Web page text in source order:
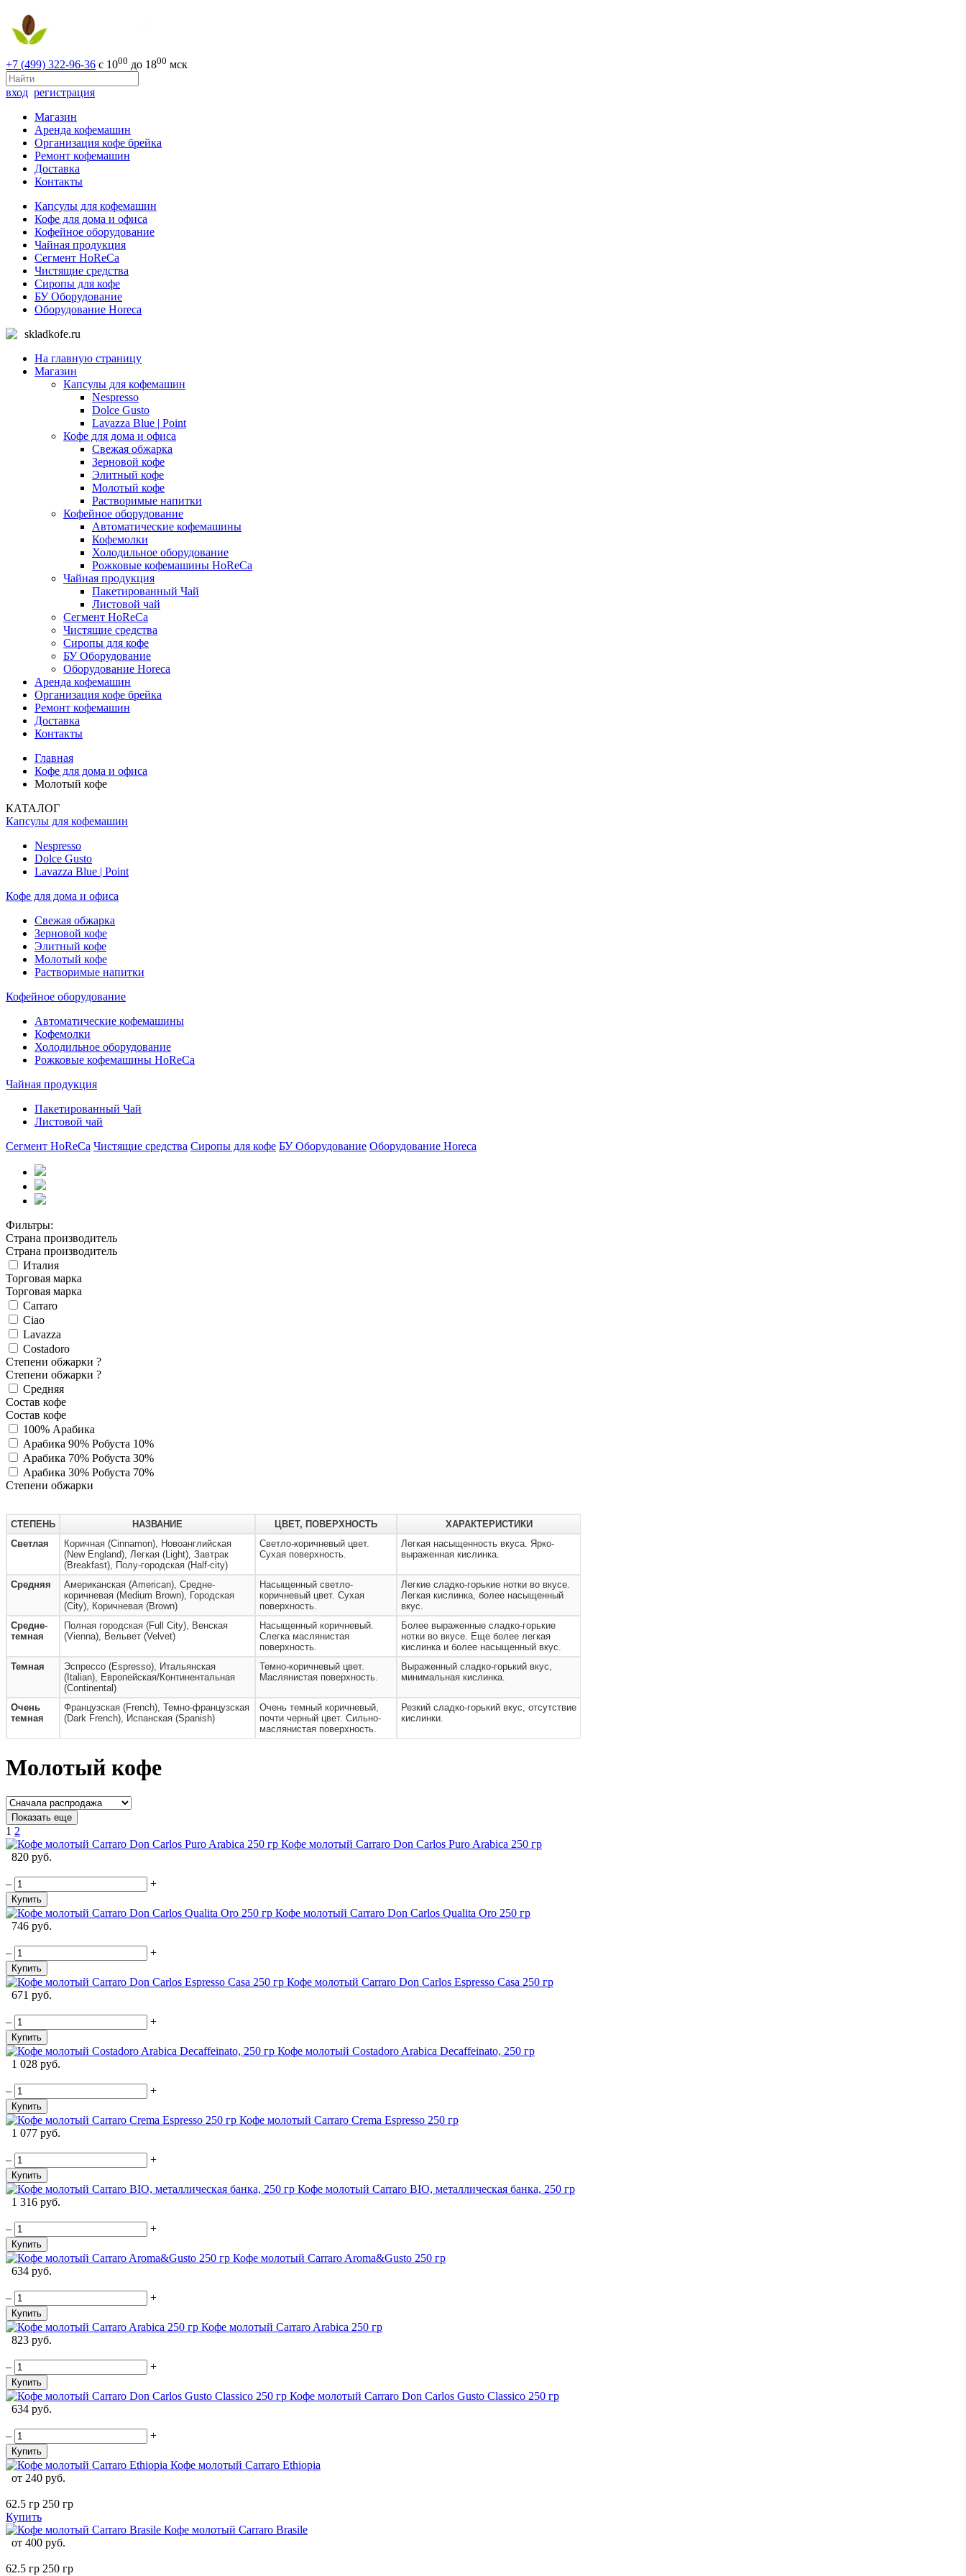
+7 (499) 322-96-36 с 1000 до 1800 мск
вход регистрация
Магазин
Аренда кофемашин
Организация кофе брейка
Ремонт кофемашин
Доставка
Контакты
Капсулы для кофемашин
Кофе для дома и офиса
Кофейное оборудование
Чайная продукция
Сегмент HoReCa
Чистящие средства
Сиропы для кофе
БУ Оборудование
Оборудование Horeca
skladkofe.ru
На главную страницу
Магазин
Капсулы для кофемашин
Nespresso
Dolce Gusto
Lavazza Blue | Point
Кофе для дома и офиса
Свежая обжарка
Зерновой кофе
Элитный кофе
Молотый кофе
Растворимые напитки
Кофейное оборудование
Автоматические кофемашины
Кофемолки
Холодильное оборудование
Рожковые кофемашины HoReCa
Чайная продукция
Пакетированный Чай
Листовой чай
Сегмент HoReCa
Чистящие средства
Сиропы для кофе
БУ Оборудование
Оборудование Horeca
Аренда кофемашин
Организация кофе брейка
Ремонт кофемашин
Доставка
Контакты
Главная
Кофе для дома и офиса
Молотый кофе
КАТАЛОГ
Капсулы для кофемашин
Nespresso
Dolce Gusto
Lavazza Blue | Point
Кофе для дома и офиса
Свежая обжарка
Зерновой кофе
Элитный кофе
Молотый кофе
Растворимые напитки
Кофейное оборудование
Автоматические кофемашины
Кофемолки
Холодильное оборудование
Рожковые кофемашины HoReCa
Чайная продукция
Пакетированный Чай
Листовой чай
Сегмент HoReCa Чистящие средства Сиропы для кофе БУ Оборудование Оборудование Horeca
Фильтры:
Страна производитель
Страна производитель
Италия
Торговая марка
Торговая марка
Carraro
Ciao
Lavazza
Costadoro
Степени обжарки ?
Степени обжарки ?
Средняя
Состав кофе
Состав кофе
100% Арабика
Арабика 90% Робуста 10%
Арабика 70% Робуста 30%
Арабика 30% Робуста 70%
Степени обжарки
СТЕПЕНЬ НАЗВАНИЕ ЦВЕТ, ПОВЕРХНОСТЬ
ХАРАКТЕРИСТИКИ
Светлая
Коричная (Cinnamon), Новоанглийская
(New England), Легкая (Light), Завтрак
(Breakfast), Полу-городская (Half-city)
Светло-коричневый цвет.
Сухая поверхность.
Легкая насыщенность вкуса. Ярко-
выраженная кислинка.
Средняя
Американская (American), Средне-
коричневая (Medium Brown), Городская
(City), Коричневая (Brown)
Насыщенный светло-
коричневый цвет. Сухая
поверхность.
Легкие сладко-горькие нотки во вкусе.
Легкая кислинка, более насыщенный
вкус.
Средне-
темная
Полная городская (Full City), Венская
(Vienna), Вельвет (Velvet)
Насыщенный коричневый.
Слегка маслянистая
поверхность.
Более выраженные сладко-горькие
нотки во вкусе. Еще более легкая
кислинка и более насыщенный вкус.
Темная
Эспрессо (Espresso), Итальянская
(Italian), Европейская/Континентальная
(Continental)
Темно-коричневый цвет.
Маслянистая поверхность.
Выраженный сладко-горький вкус,
минимальная кислинка.
Очень
темная
Французская (French), Темно-французская
(Dark French), Испанская (Spanish)
Очень темный коричневый,
почти черный цвет. Сильно-
маслянистая поверхность.
Резкий сладко-горький вкус, отсутствие
кислинки.
Молотый кофе
Показать еще
1 2
Кофе молотый Carraro Don Carlos Puro Arabica 250 гр
820 руб.
– +
Купить
Кофе молотый Carraro Don Carlos Qualita Oro 250 гр
746 руб.
– +
Купить
Кофе молотый Carraro Don Carlos Espresso Casa 250 гр
671 руб.
– +
Купить
Кофе молотый Costadoro Arabica Decaffeinato, 250 гр
1 028 руб.
– +
Купить
Кофе молотый Carraro Crema Espresso 250 гр
1 077 руб.
– +
Купить
Кофе молотый Carraro BIO, металлическая банка, 250 гр
1 316 руб.
– +
Купить
Кофе молотый Carraro Aroma&Gusto 250 гр
634 руб.
– +
Купить
Кофе молотый Carraro Arabica 250 гр
823 руб.
– +
Купить
Кофе молотый Carraro Don Carlos Gusto Classico 250 гр
634 руб.
– +
Купить
Кофе молотый Carraro Ethiopia
от 240 руб.
62.5 гр 250 гр
Купить
Кофе молотый Carraro Brasile
от 400 руб.
62.5 гр 250 гр